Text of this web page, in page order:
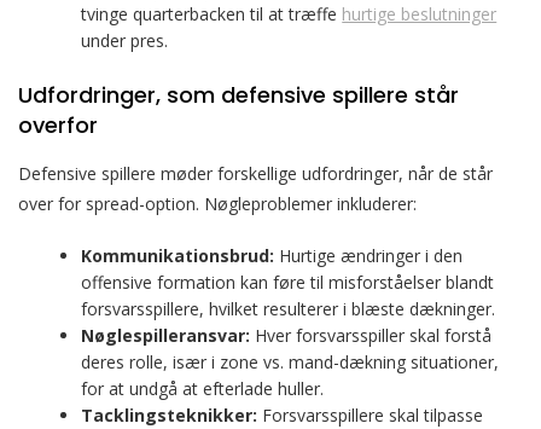
tvinge quarterbacken til at træffe hurtige beslutninger
under pres.
Udfordringer, som defensive spillere står
overfor
Defensive spillere møder forskellige udfordringer, når de står
over for spread-option. Nøgleproblemer inkluderer:
Kommunikationsbrud: Hurtige ændringer i den
offensive formation kan føre til misforståelser blandt
forsvarsspillere, hvilket resulterer i blæste dækninger.
Nøglespilleransvar: Hver forsvarsspiller skal forstå
deres rolle, især i zone vs. mand-dækning situationer,
for at undgå at efterlade huller.
Tacklingsteknikker: Forsvarsspillere skal tilpasse